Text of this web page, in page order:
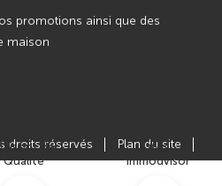
de
Qualité
Avis
Immodvisor
promotions ainsi que des
maison
droits réservés
Plan du site
Politiques de Confidentialités